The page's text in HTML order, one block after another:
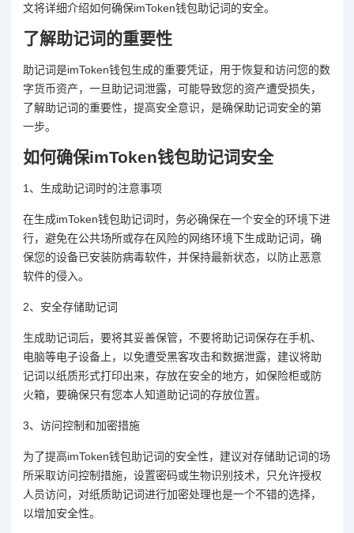
文将详细介绍如何确保imToken钱包助记词的安全。
了解助记词的重要性
助记词是imToken钱包生成的重要凭证，用于恢复和访问您的数
字货币资产，一旦助记词泄露，可能导致您的资产遭受损失，
了解助记词的重要性，提高安全意识，是确保助记词安全的第
一步。
如何确保imToken钱包助记词安全
1、生成助记词时的注意事项
在生成imToken钱包助记词时，务必确保在一个安全的环境下进
行，避免在公共场所或存在风险的网络环境下生成助记词，确
保您的设备已安装防病毒软件，并保持最新状态，以防止恶意
软件的侵入。
2、安全存储助记词
生成助记词后，要将其妥善保管，不要将助记词保存在手机、
电脑等电子设备上，以免遭受黑客攻击和数据泄露，建议将助
记词以纸质形式打印出来，存放在安全的地方，如保险柜或防
火箱，要确保只有您本人知道助记词的存放位置。
3、访问控制和加密措施
为了提高imToken钱包助记词的安全性，建议对存储助记词的场
所采取访问控制措施，设置密码或生物识别技术，只允许授权
人员访问，对纸质助记词进行加密处理也是一个不错的选择，
以增加安全性。